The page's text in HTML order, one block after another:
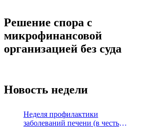
Решение спора с
микрофинансовой
организацией без суда
Новость недели
Неделя профилактики
заболеваний печени (в честь